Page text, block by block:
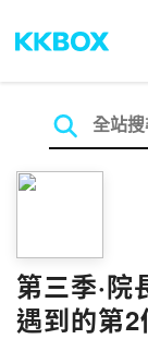
第三季·
遇到的第